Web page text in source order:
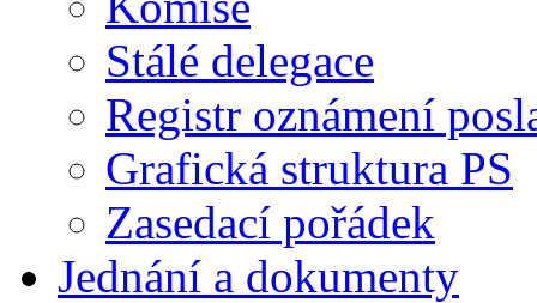
Stálé delegace
Registr oznámení
Grafická struktura PS
Zasedací pořádek
Jednání a dokumenty